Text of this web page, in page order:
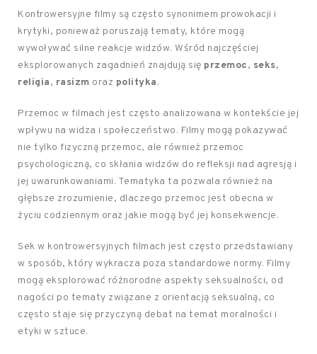
Kontrowersyjne filmy są często synonimem prowokacji i
krytyki, ponieważ poruszają tematy, które mogą
wywoływać silne reakcje widzów. Wśród najczęściej
eksplorowanych zagadnień znajdują się przemoc, seks,
religia, rasizm oraz polityka.
Przemoc w filmach jest często analizowana w kontekście jej
wpływu na widza i społeczeństwo. Filmy mogą pokazywać
nie tylko fizyczną przemoc, ale również przemoc
psychologiczną, co skłania widzów do refleksji nad agresją i
jej uwarunkowaniami. Tematyka ta pozwala również na
głębsze zrozumienie, dlaczego przemoc jest obecna w
życiu codziennym oraz jakie mogą być jej konsekwencje.
Sek w kontrowersyjnych filmach jest często przedstawiany
w sposób, który wykracza poza standardowe normy. Filmy
mogą eksplorować różnorodne aspekty seksualności, od
nagości po tematy związane z orientacją seksualną, co
często staje się przyczyną debat na temat moralności i
etyki w sztuce.